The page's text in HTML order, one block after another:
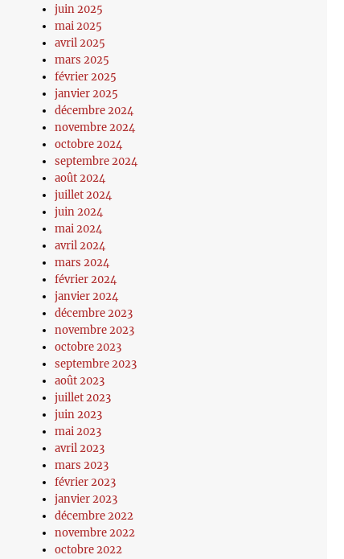
juin 2025
mai 2025
avril 2025
mars 2025
février 2025
janvier 2025
décembre 2024
novembre 2024
octobre 2024
septembre 2024
août 2024
juillet 2024
juin 2024
mai 2024
avril 2024
mars 2024
février 2024
janvier 2024
décembre 2023
novembre 2023
octobre 2023
septembre 2023
août 2023
juillet 2023
juin 2023
mai 2023
avril 2023
mars 2023
février 2023
janvier 2023
décembre 2022
novembre 2022
octobre 2022